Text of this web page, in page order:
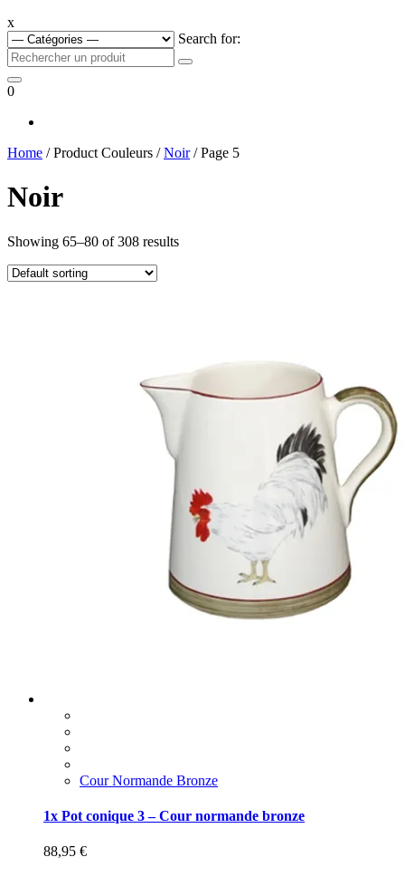
x
Search for:
0
Home / Product Couleurs /Noir/ Page 5
Noir
Showing 65–80 of 308 results
Cour Normande Bronze
1x Pot conique 3 – Cour normande bronze
88,95 €